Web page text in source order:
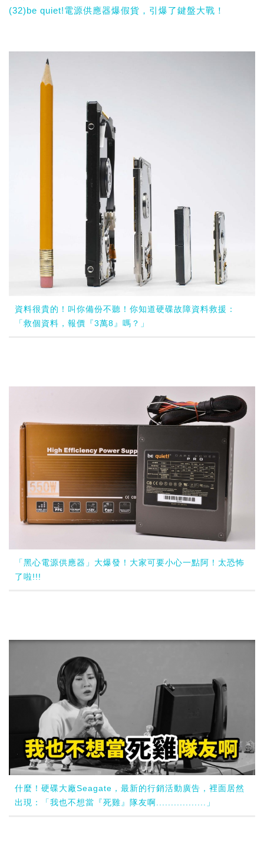
(32)be quiet!電源供應器爆假貨，引爆了鍵盤大戰！
資料很貴的！叫你備份不聽！你知道硬碟故障資料救援：
「救個資料，報價『3萬8』嗎？」
「黑心電源供應器」大爆發！大家可要小心一點阿！太恐怖
了啦!!!
什麼！硬碟大廠Seagate，最新的行銷活動廣告，裡面居然
出現：「我也不想當『死雞』隊友啊.................」